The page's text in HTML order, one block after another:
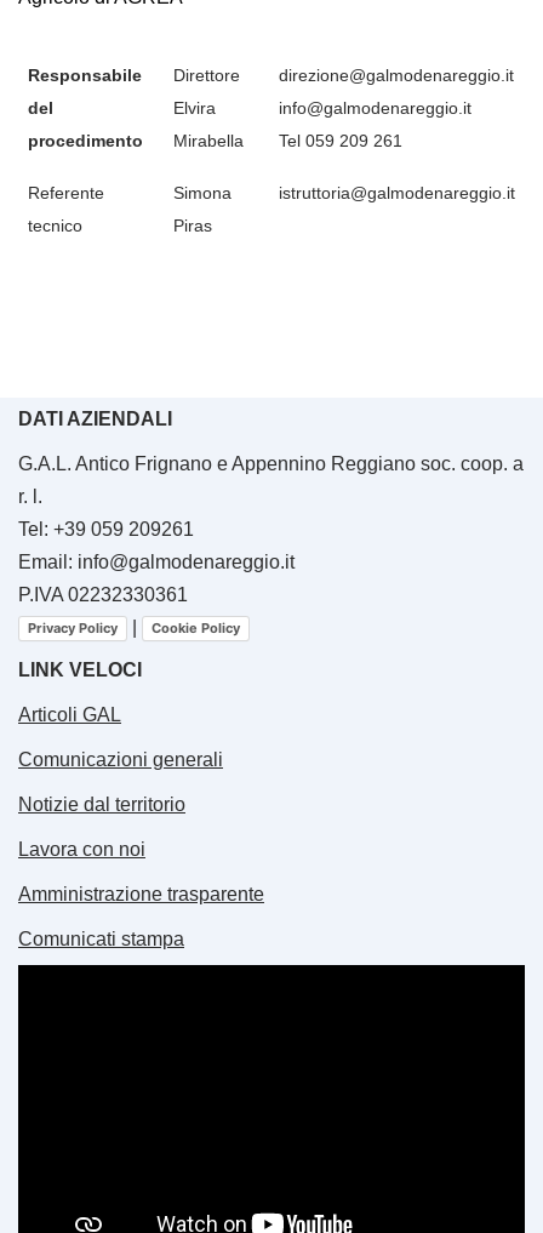
Responsabile
del
procedimento
Direttore
Elvira
Mirabella
direzione@galmodenareggio.it
info@galmodenareggio.it
Tel 059 209 261
Referente
tecnico
Simona
Piras
istruttoria@galmodenareggio.it
DATI AZIENDALI
G.A.L. Antico Frignano e Appennino Reggiano soc. coop. a
r. l.
Tel: +39 059 209261
Email: info@galmodenareggio.it
P.IVA 02232330361
Privacy Policy Cookie Policy
LINK VELOCI
Articoli GAL
Comunicazioni generali
Notizie dal territorio
Lavora con noi
Amministrazione trasparente
Comunicati stampa